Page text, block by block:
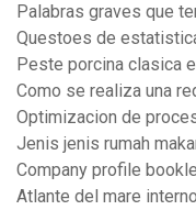
Palabras graves que
Questoes de
Peste porcina clasica
Como se realiza una
Optimizacion de
Jenis jenis rumah
Company profile
Atlante del mare